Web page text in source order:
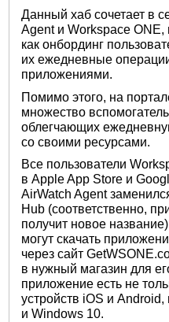
Данный хаб сочетает в
Agent и Workspace
как онбординг
их ежедневные
приложениями.
Помимо этого, на
множество
облегчающих
со своими ресурсами.
Все пользователи
в Apple App Store и
AirWatch Agent
Hub (соответственно,
получит новое
могут скачать
через сайт
в нужный магазин для
приложение есть не
устройств iOS и
и Windows 10.